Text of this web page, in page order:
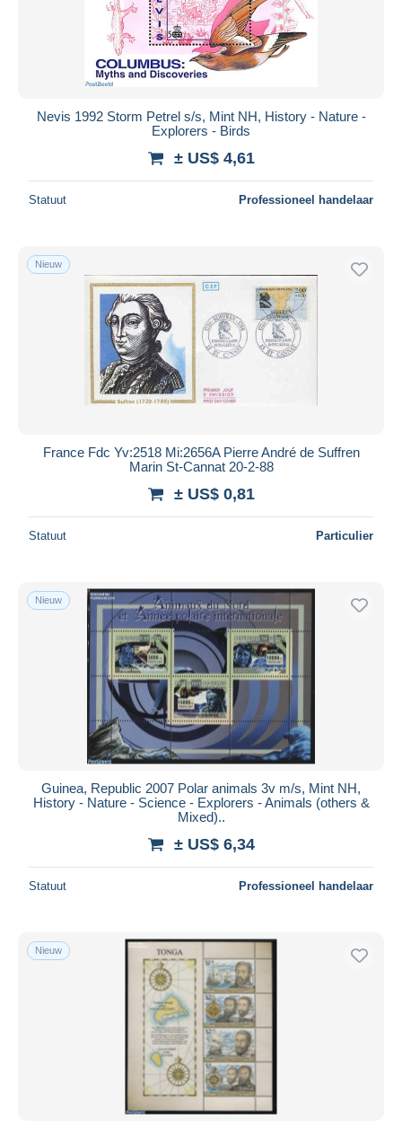
Nevis 1992 Storm Petrel s/s, Mint NH, History - Nature -
Explorers - Birds
± US$ 4,61
Statuut Professioneel handelaar
Nieuw
France Fdc Yv:2518 Mi:2656A Pierre André de Suffren
Marin St-Cannat 20-2-88
± US$ 0,81
Statuut Particulier
Nieuw
Guinea, Republic 2007 Polar animals 3v m/s, Mint NH,
History - Nature - Science - Explorers - Animals (others &
Mixed)..
± US$ 6,34
Statuut Professioneel handelaar
Nieuw